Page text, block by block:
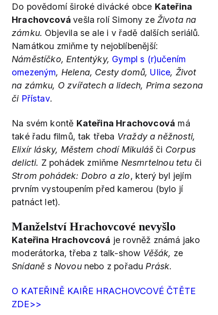
Do povědomí široké divácké obce Kateřina
Hrachovcovávešla rolí Simony ze Života na
zámku. Objevila se ale i v řadě dalších seriálů.
Namátkou zmiňme ty nejoblíbenější:
Náměstíčko, Ententýky, Gympl s (r)učením
omezeným, Helena, Cesty domů, Ulice, Život
na zámku, O zvířatech a lidech, Prima sezona
či Přístav.
Na svém kontě Kateřina Hrachovcová má
také řadu filmů, tak třeba Vraždy a něžnosti,
Elixír lásky, Městem chodí Mikuláš či Corpus
delicti. Z pohádek zmiňme Nesmrtelnou tetu či
Strom pohádek: Dobro a zlo, který byl jejím
prvním vystoupením před kamerou (bylo jí
patnáct let).
Manželství Hrachovcové nevyšlo
Kateřina Hrachovcová je rovněž známá jako
moderátorka, třeba z talk-show Věšák, ze
Snídaně s Novounebo z pořadu Prásk.
O KATEŘINĚ KAIŘE HRACHOVCOVÉ ČTĚTE
ZDE>>